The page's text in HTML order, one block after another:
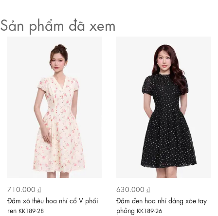
Sản phẩm đã xem
710.000 ₫
Đầm xô thêu hoa nhí cổ V phối
ren KK189-28
630.000 ₫
Đầm đen hoa nhí dáng xòe tay
phồng KK189-26